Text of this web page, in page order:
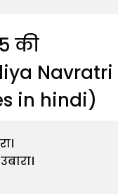
की
Navratri
in hindi)